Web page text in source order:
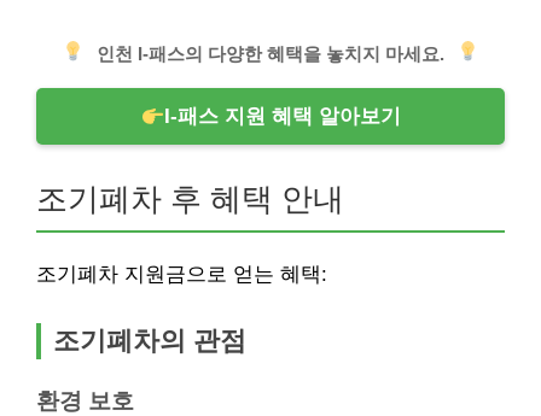
인천 I-패스의 다양한 혜택을 놓치지 마세요.
I-패스 지원 혜택 알아보기
조기폐차 후 혜택 안내
조기폐차 지원금으로 얻는 혜택:
조기폐차의 관점
환경 보호